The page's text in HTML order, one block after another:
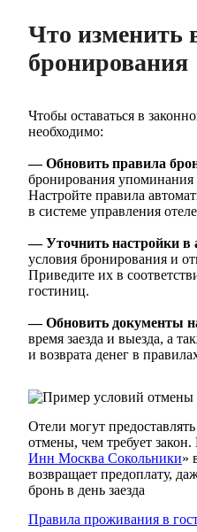
Что изменить
бронирования
Чтобы оставаться в
необходимо:
— Обновить правила
бронирования упоминания
Настройте правила
в системе управления
— Уточнить настройки в
условия бронирования и
Приведите их в
гостиниц.
— Обновить документы
время заезда и выезда, а
и возврата денег в
Отели могут
отмены, чем требует
Инн Москва Сокольники»
возвращает предоплату,
бронь в день заезда
Правила проживания в